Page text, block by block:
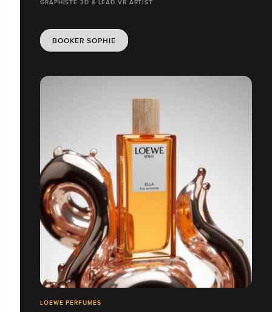
GRAPHISTE 3D & LEAD VR ARTIST
BOOKER SOPHIE
LOEWE PERFUMES